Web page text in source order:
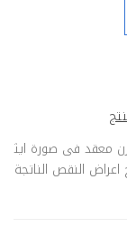
معقد فى صورة ايث
النقص الناتجة